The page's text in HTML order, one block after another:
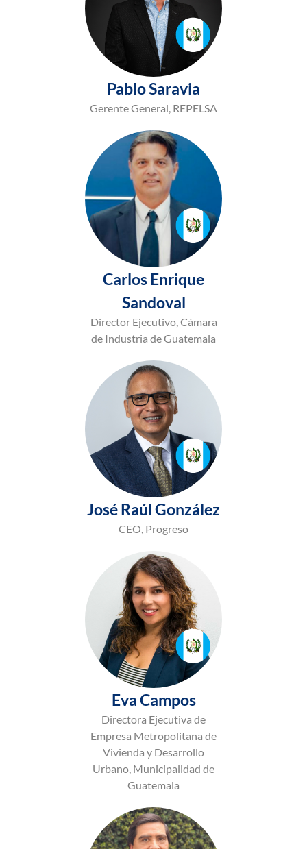
Pablo Saravia
Gerente General, REPELSA
Carlos Enrique
Sandoval
Director Ejecutivo, Cámara
de Industria de Guatemala
José Raúl González
CEO, Progreso
Eva Campos
Directora Ejecutiva de
Empresa Metropolitana de
Vivienda y Desarrollo
Urbano, Municipalidad de
Guatemala